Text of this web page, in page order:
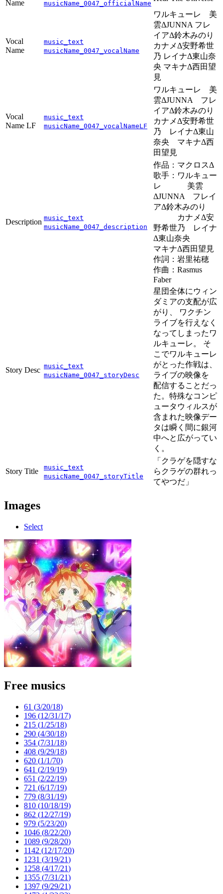
Name musicName_0047_officialName
Vocal
Name
music_text
musicName_0047_vocalName
ワルキューレ 美
雲ΔJUNNA フレ
イアΔ鈴木みのり
カナメΔ安野希世
乃 レイナΔ東山奈
央 マキナΔ西田望
見
Vocal
Name LF
music_text
musicName_0047_vocalNameLF
ワルキューレ 美
雲ΔJUNNA フレ
イアΔ鈴木みのり
カナメΔ安野希世
乃 レイナΔ東山
奈央 マキナΔ西
田望見
Description music_text
musicName_0047_description
作品：マクロスΔ
歌手：ワルキュー
レ 美雲
ΔJUNNA フレイ
アΔ鈴木みのり
カナメΔ安
野希世乃 レイナ
Δ東山奈央
マキナΔ西田望見
作詞：岩里祐穂
作曲：Rasmus
Faber
Story Desc music_text
musicName_0047_storyDesc
星団全体にウィン
ダミアの支配が広
がり、 ワクチン
ライブを行えなく
なってしまったワ
ルキューレ。 そ
こでワルキューレ
がとった作戦は、
ライブの映像を
配信することだっ
た。特殊なコンピ
ュータウィルスが
含まれた映像デー
タは瞬く間に銀河
中へと広がってい
く。
Story Title
music_text
musicName_0047_storyTitle
「クラゲを隠すな
らクラゲの群れっ
てやつだ」
Images
Select
Free musics
61 (3/20/18)
196 (12/31/17)
215 (1/25/18)
290 (4/30/18)
354 (7/31/18)
408 (9/29/18)
620 (1/1/70)
641 (2/19/19)
651 (2/22/19)
721 (6/17/19)
779 (8/31/19)
810 (10/18/19)
862 (12/27/19)
979 (5/23/20)
1046 (8/22/20)
1089 (9/28/20)
1142 (12/17/20)
1231 (3/19/21)
1258 (4/17/21)
1355 (7/31/21)
1397 (9/29/21)